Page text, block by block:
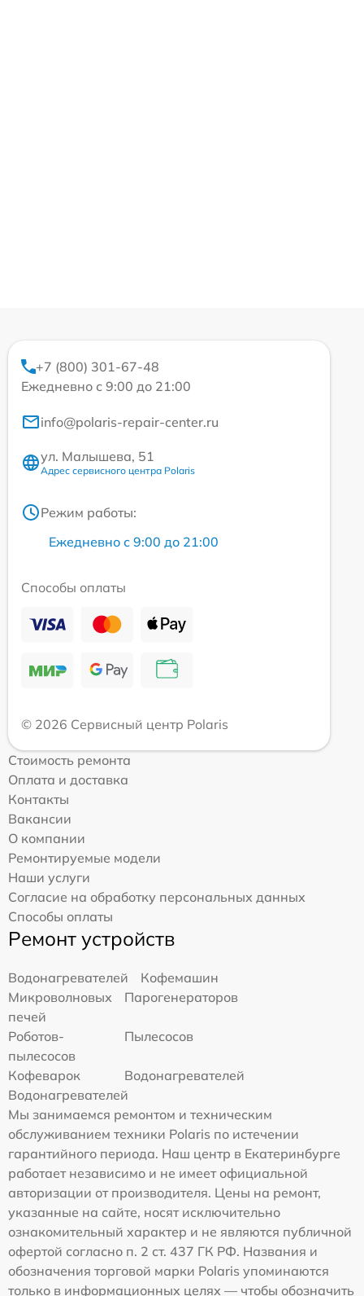
+7 (800) 301-67-48
Ежедневно с 9:00 до 21:00
info@polaris-repair-center.ru
ул. Малышева, 51
Адрес сервисного центра Polaris
Режим работы:
Ежедневно с 9:00 до 21:00
Способы оплаты
© 2026 Сервисный центр Polaris
Стоимость ремонта
Оплата и доставка
Контакты
Вакансии
О компании
Ремонтируемые модели
Наши услуги
Согласие на обработку персональных данных
Способы оплаты
Ремонт устройств
Водонагревателей
Кофемашин
Микроволновых
печей
Парогенераторов
Роботов-
пылесосов
Пылесосов
Кофеварок
Водонагревателей
Водонагревателей
Мы занимаемся ремонтом и техническим
обслуживанием техники Polaris по истечении
гарантийного периода. Наш центр в Екатеринбурге
работает независимо и не имеет официальной
авторизации от производителя. Цены на ремонт,
указанные на сайте, носят исключительно
ознакомительный характер и не являются публичной
офертой согласно п. 2 ст. 437 ГК РФ. Названия и
обозначения торговой марки Polaris упоминаются
только в информационных целях — чтобы обозначить